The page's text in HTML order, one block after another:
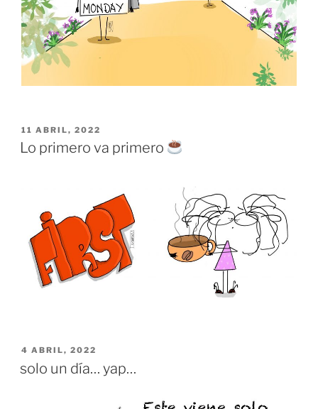
PUBLICADO
EL
11 ABRIL, 2022
Lo primero va primero
PUBLICADO
4 ABRIL, 2022
solo un día… yap…